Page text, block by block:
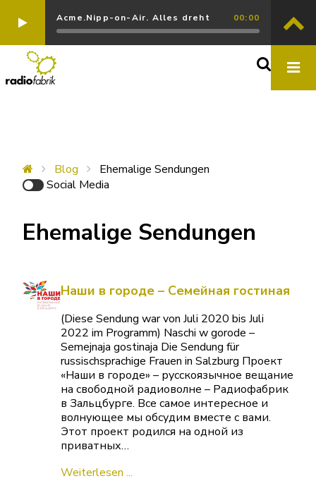
Acme.Nipp-on-Air. Alles dreht 00:00
Blog
Ehemalige Sendungen
Social Media
Ehemalige Sendungen
Наши в городе – Семейная гостиная
(Diese Sendung war von Juli 2020 bis Juli
2022 im Programm) Naschi w gorode –
Semejnaja gostinaja Die Sendung für
russischsprachige Frauen in Salzburg Проект
«Наши в городе» – русскоязычное вещание
на свободной радиоволне – Радиофабрик
в Зальцбурге. Все самое интересное и
волнующее мы обсудим вместе с вами.
Этот проект родился на одной из
приватных…
Weiterlesen ...